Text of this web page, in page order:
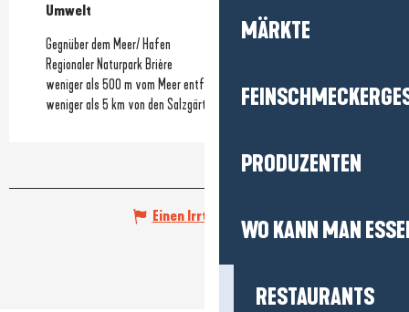
MÄRKTE
PRODUZENTEN
WO KANN MAN
RESTAURANTS
Umwelt
Umwelt
Gegnüber dem Meer/ Hafen
Regionaler Naturpark Brière
weniger als 500 m vom Meer entfernt
weniger als 5 km von den Salzgärten entfernt
Einen Irrtum angeben